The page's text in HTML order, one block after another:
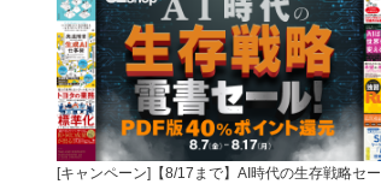
[キャンペーン]【8/17まで】AI時代の生存戦略セー